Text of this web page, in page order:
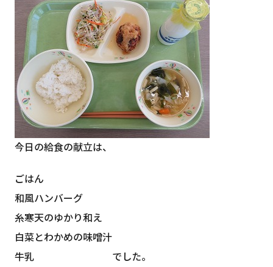
今日の給食の献立は、
ごはん
和風ハンバーグ
糸寒天のゆかり和え
白菜とわかめの味噌汁
牛乳 でした。